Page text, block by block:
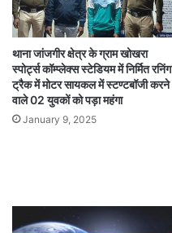
थाना जांजगीर क्षेत्र के ग्राम खोखरा
स्पोर्ट्स कॉम्प्लेक्स स्टेडियम में निर्मित रनिंग
ट्रैक में मोटर सायकल में स्टण्टबॉजी करने
वाले 02 युवकों को पड़ा महंगा
January 9, 2025